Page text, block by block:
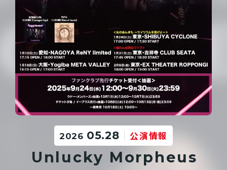
2026 05.28 公演情報
Unlucky Morpheus